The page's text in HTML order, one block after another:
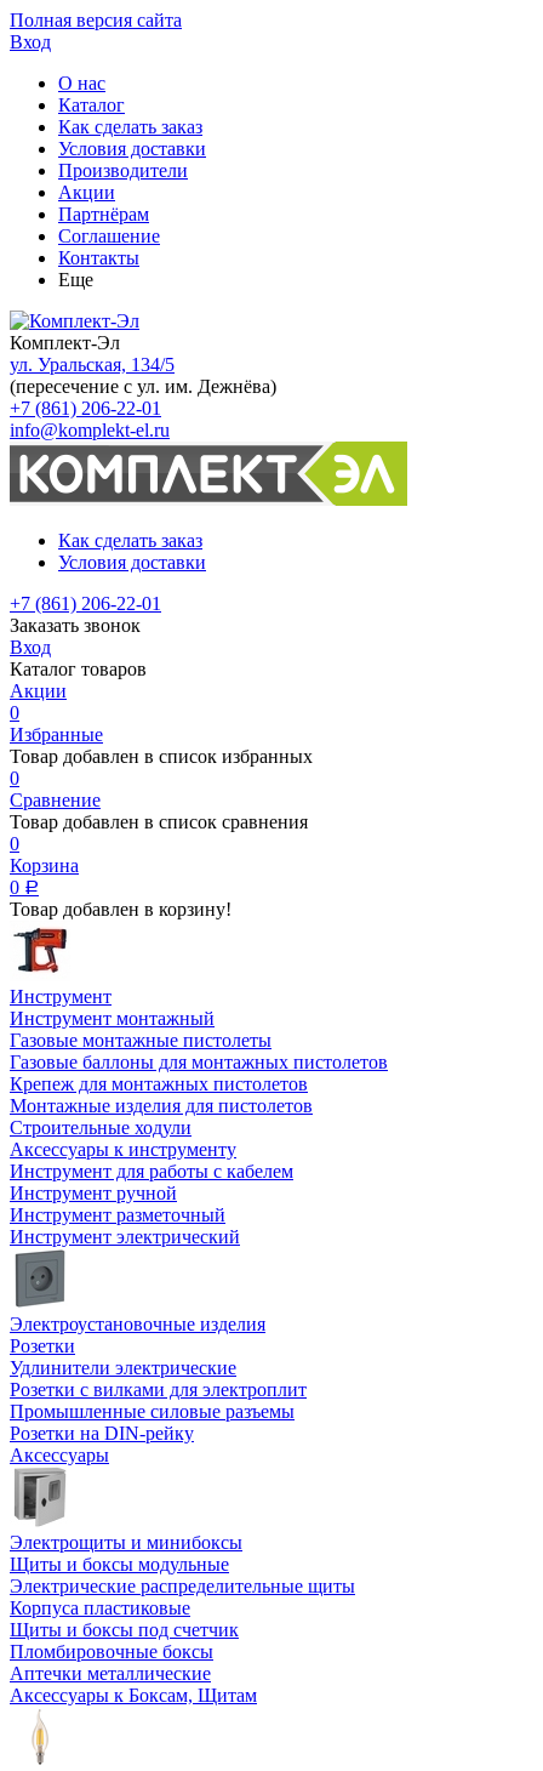
Полная версия сайта
Вход
О нас
Каталог
Как сделать заказ
Условия доставки
Производители
Акции
Партнёрам
Соглашение
Контакты
Еще
Комплект-Эл
ул. Уральская, 134/5
(пересечение с ул. им. Дежнёва)
+7 (861) 206-22-01
info@komplekt-el.ru
Как сделать заказ
Условия доставки
+7 (861) 206-22-01
Заказать звонок
Вход
Каталог товаров
Акции
0
Избранные
Товар добавлен в список избранных
0
Сравнение
Товар добавлен в список сравнения
0
Корзина
0 Р
Товар добавлен в корзину!
Инструмент
Инструмент монтажный
Газовые монтажные пистолеты
Газовые баллоны для монтажных пистолетов
Крепеж для монтажных пистолетов
Монтажные изделия для пистолетов
Строительные ходули
Аксессуары к инструменту
Инструмент для работы с кабелем
Инструмент ручной
Инструмент разметочный
Инструмент электрический
Электроустановочные изделия
Розетки
Удлинители электрические
Розетки с вилками для электроплит
Промышленные силовые разъемы
Розетки на DIN-рейку
Аксессуары
Электрощиты и минибоксы
Щиты и боксы модульные
Электрические распределительные щиты
Корпуса пластиковые
Щиты и боксы под счетчик
Пломбировочные боксы
Аптечки металлические
Аксессуары к Боксам, Щитам